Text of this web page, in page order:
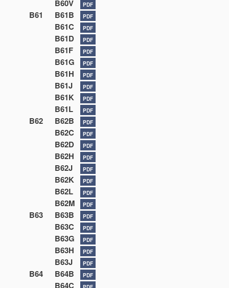
B60V PDF
B61 B61B PDF
B61C PDF
B61D PDF
B61F PDF
B61G PDF
B61H PDF
B61J PDF
B61K PDF
B61L PDF
B62 B62B PDF
B62C PDF
B62D PDF
B62H PDF
B62J PDF
B62K PDF
B62L PDF
B62M PDF
B63 B63B PDF
B63C PDF
B63G PDF
B63H PDF
B63J PDF
B64 B64B PDF
B64C